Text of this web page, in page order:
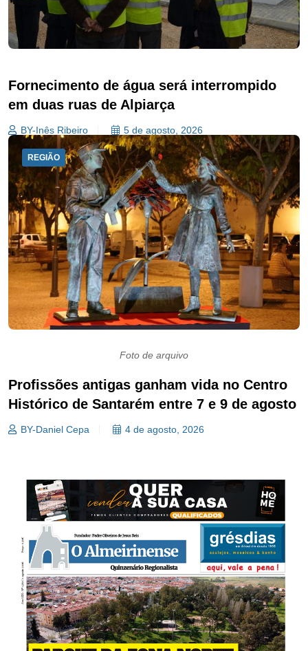
Fornecimento de água será interrompido
em duas ruas de Alpiarça
BY-Inês Ribeiro 5 de agosto, 2026
Foto de arquivo
REGIÃO
Profissões antigas ganham vida no Centro
Histórico de Santarém entre 7 e 9 de agosto
BY-Daniel Cepa 4 de agosto, 2026